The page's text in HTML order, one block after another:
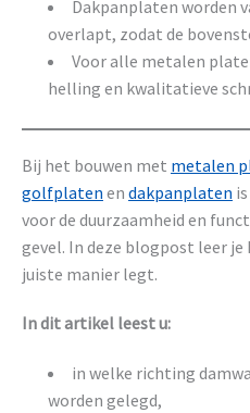
Dakpanplaten worden
overlapt, zodat de
Voor alle metalen
helling en kwalitatieve
Bij het bouwen met metalen
golfplaten en dakpanplaten
voor de duurzaamheid en
gevel. In deze blogpost leer je
juiste manier legt.
In dit artikel leest u:
in welke richting
worden gelegd,